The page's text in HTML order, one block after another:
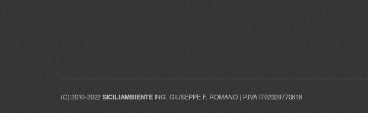
(C) 2010-2022 SICILIAMBIENTEING. GIUSEPPE F. ROMANO | P.IVA IT02329770818